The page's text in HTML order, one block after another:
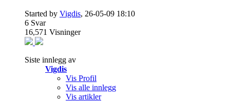
Started by Vigdis, 26-05-09 18:10
6 Svar
16,571 Visninger
Siste innlegg av
Vigdis
Vis Profil
Vis alle innlegg
Vis artikler